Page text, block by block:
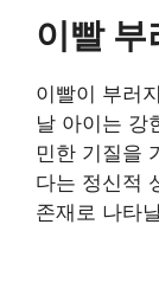
이빨 부
이빨이 부러
날 아이는 강
민한 기질을
다는 정신적
존재로 나타